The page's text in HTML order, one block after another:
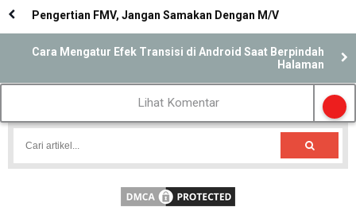
Pengertian FMV, Jangan Samakan Dengan M/V
Cara Mengatur Efek Transisi di Android Saat Berpindah
Halaman
Lihat Komentar